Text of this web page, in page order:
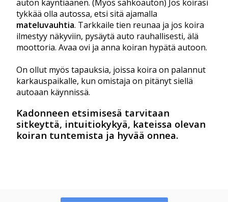
auton käyntiäänen. (Myös sähköauton) Jos koirasi
tykkää olla autossa, etsi sitä ajamalla
mateluvauhtia. Tarkkaile tien reunaa ja jos koira
ilmestyy näkyviin, pysäytä auto rauhallisesti, älä
moottoria. Avaa ovi ja anna koiran hypätä autoon.
On ollut myös tapauksia, joissa koira on palannut
karkauspaikalle, kun omistaja on pitänyt siellä
autoaan käynnissä.
Kadonneen etsimisesä tarvitaan
sitkeyttä, intuitiokykyä, kateissa olevan
koiran tuntemista ja hyvää onnea.